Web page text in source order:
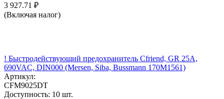
3 927.71 ₽
(Включая налог)
! Быстродействующий предохранитель Cfriend, GR 25А,
690VAC, DIN000 (Mersen, Siba, Bussmann 170M1561)
Артикул:
CFM9025DT
Доступность: 10 шт.